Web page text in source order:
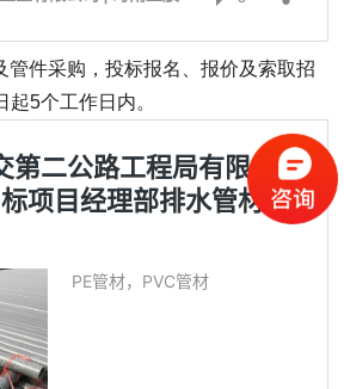
管件采购，投标报名、报价及索取招
5个工作日内。